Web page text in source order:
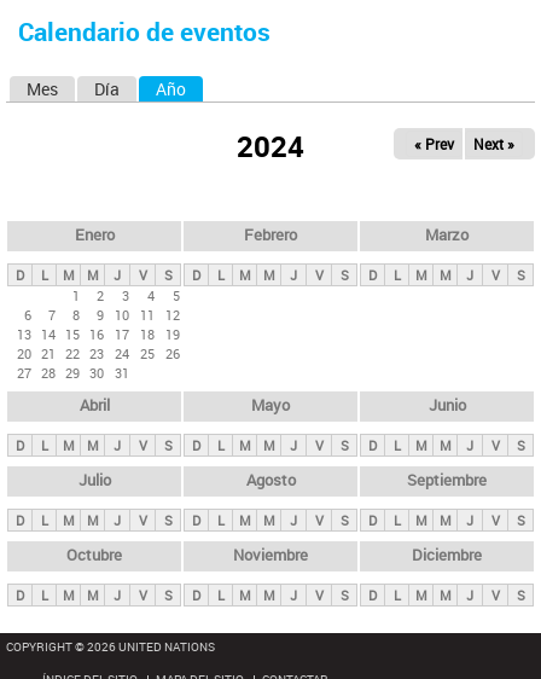
d
usted
Calendario de eventos
s
p
n
i
p
a
l
s
Mes Día Año
2024 « Prev Next »
Enero
D L M M J V
S
1
2 3 4
5
6
7 8 9 10 11
12
13 14 15 16 17 18
19
20 21 22 23 24 25 26
27 28 29 30 31
Febrero
D L M M J V S
Marzo
D L M M J V S
Abril
D L M M J V S
Mayo
D L M M J V S
Junio
D L M M J V S
Julio
D L M M J V S
Agosto
D L M M J V S
Septiembre
D L M M J V S
Octubre
D L M M J V S
Noviembre
D L M M J V S
Diciembre
D L M M J V S
COPYRIGHT © 2026 UNITED NATIONS